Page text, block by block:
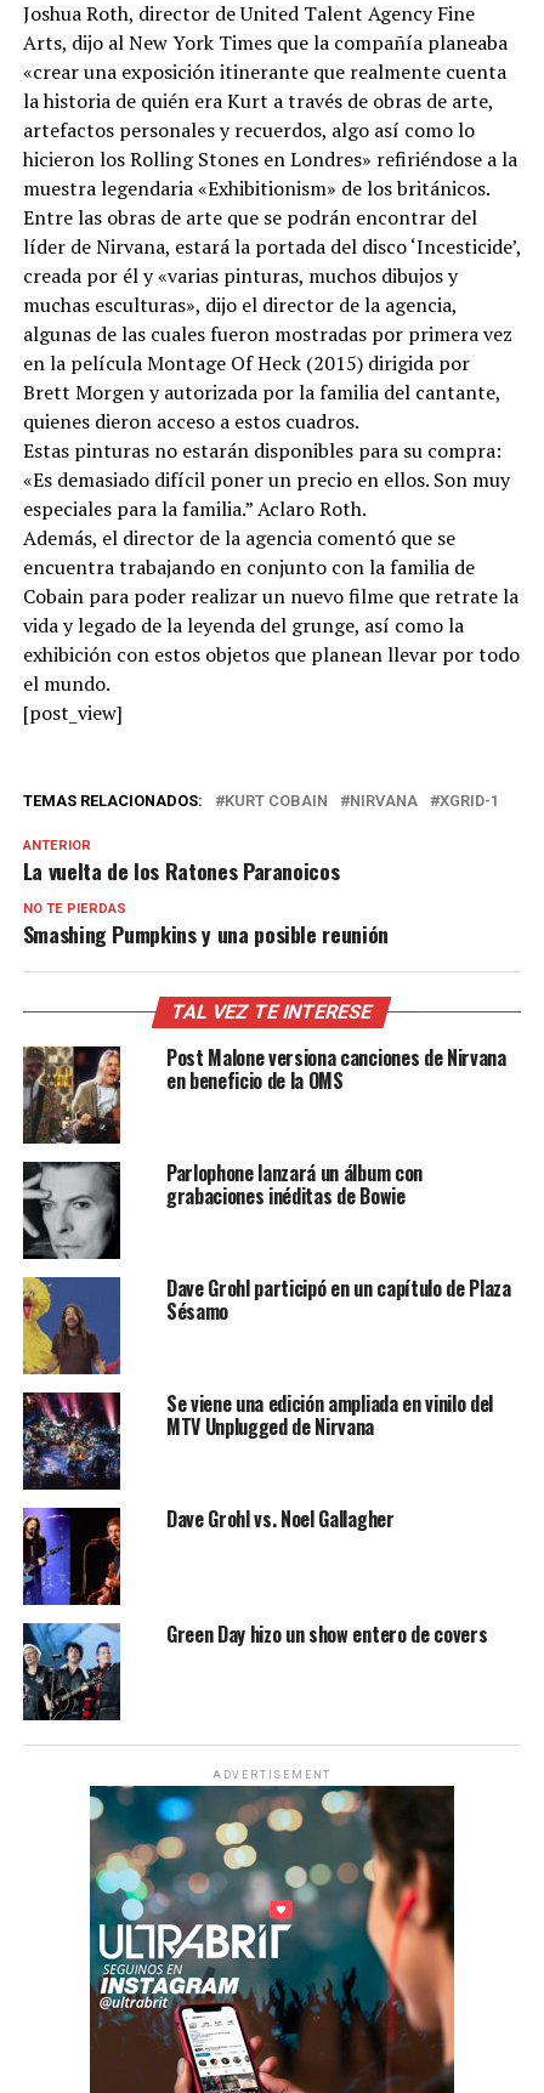
Joshua Roth, director de United Talent Agency Fine
Arts, dijo al New York Times que la compañía planeaba
«crear una exposición itinerante que realmente cuenta
la historia de quién era Kurt a través de obras de arte,
artefactos personales y recuerdos, algo así como lo
hicieron los Rolling Stones en Londres» refiriéndose a la
muestra legendaria «Exhibitionism» de los británicos.
Entre las obras de arte que se podrán encontrar del
líder de Nirvana, estará la portada del disco ‘Incesticide’,
creada por él y «varias pinturas, muchos dibujos y
muchas esculturas», dijo el director de la agencia,
algunas de las cuales fueron mostradas por primera vez
en la película Montage Of Heck (2015) dirigida por
Brett Morgen y autorizada por la familia del cantante,
quienes dieron acceso a estos cuadros.
Estas pinturas no estarán disponibles para su compra:
«Es demasiado difícil poner un precio en ellos. Son muy
especiales para la familia.” Aclaro Roth.
Además, el director de la agencia comentó que se
encuentra trabajando en conjunto con la familia de
Cobain para poder realizar un nuevo filme que retrate la
vida y legado de la leyenda del grunge, así como la
exhibición con estos objetos que planean llevar por todo
el mundo.
[post_view]
TEMAS RELACIONADOS: KURT COBAIN NIRVANA XGRID-1
ANTERIOR
La vuelta de los Ratones Paranoicos
NO TE PIERDAS
Smashing Pumpkins y una posible reunión
TAL VEZ TE INTERESE
Post Malone versiona canciones de Nirvana
en beneficio de la OMS
Parlophone lanzará un álbum con
grabaciones inéditas de Bowie
Dave Grohl participó en un capítulo de Plaza
Sésamo
Se viene una edición ampliada en vinilo del
MTV Unplugged de Nirvana
Dave Grohl vs. Noel Gallagher
Green Day hizo un show entero de covers
ADVERTISEMENT